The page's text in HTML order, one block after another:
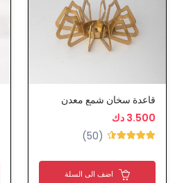
قاعدة سخان شمع معدن
3.500 دك
(50)
اضف الى السلة